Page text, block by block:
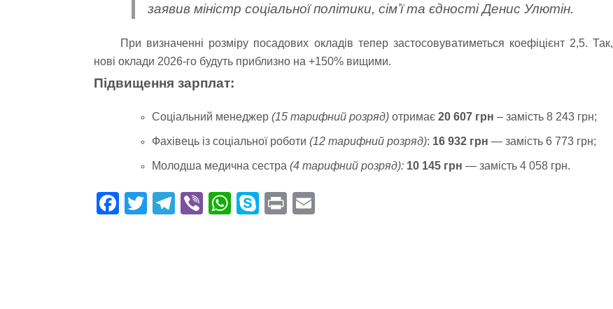
заявив міністр соціальної політики, сімʼї та єдності Денис Улютін.
При визначенні розміру посадових окладів тепер застосовуватиметься коефіцієнт 2,5. Так,
нові оклади 2026-го будуть приблизно на +150% вищими.
Підвищення зарплат:
Соціальний менеджер (15 тарифний розряд)отримає 20 607 грн – замість 8 243 грн;
Фахівець із соціальної роботи (12 тарифний розряд): 16 932 грн — замість 6 773 грн;
Молодша медична сестра (4 тарифний розряд): 10 145 грн — замість 4 058 грн.
Fa T
Te Vi
W
S
Pr